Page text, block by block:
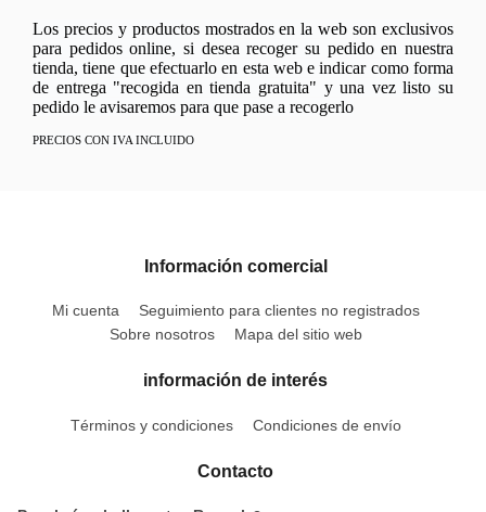
Los precios y productos mostrados en la web son exclusivos
para pedidos online, si desea recoger su pedido en nuestra
tienda, tiene que efectuarlo en esta web e indicar como forma
de entrega "recogida en tienda gratuita" y una vez listo su
pedido le avisaremos para que pase a recogerlo
PRECIOS CON IVA INCLUIDO
Información comercial
Mi cuenta
Seguimiento para clientes no registrados
Sobre nosotros
Mapa del sitio web
información de interés
Términos y condiciones Condiciones de envío
Contacto